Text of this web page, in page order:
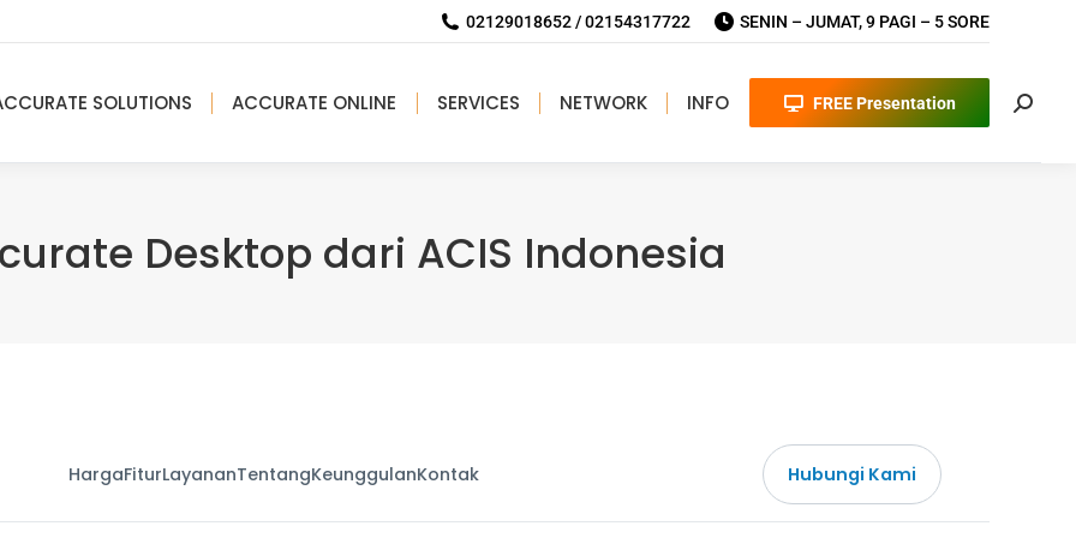
02129018652 / 02154317722 SENIN – JUMAT, 9 PAGI – 5 SORE
SOLUTIONS ACCURATE ONLINE SERVICES NETWORK INFO FREE Presentation
Desktop dari ACIS Indonesia
HargaFiturLayananTentangKeunggulanKontak Hubungi Kami